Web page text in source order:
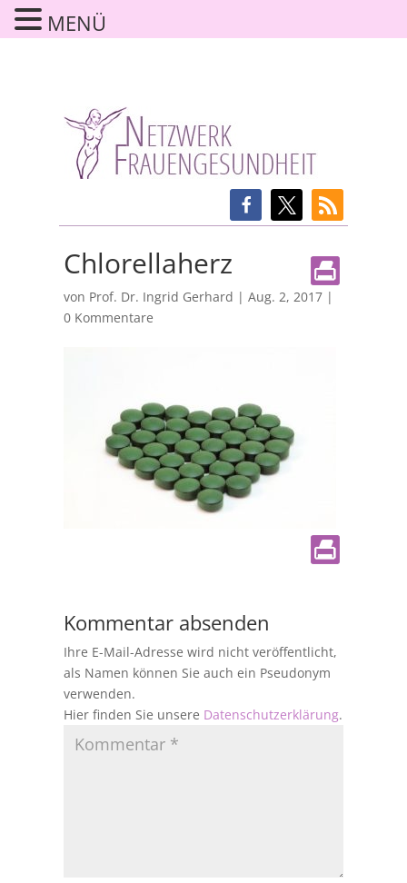
Chlorellaherz
von Prof. Dr. Ingrid Gerhard | Aug. 2, 2017|
0 Kommentare
Kommentar absenden
Ihre E-Mail-Adresse wird nicht veröffentlicht,
als Namen können Sie auch ein Pseudonym
verwenden.
Hier finden Sie unsere Datenschutzerklärung.
MENÜ